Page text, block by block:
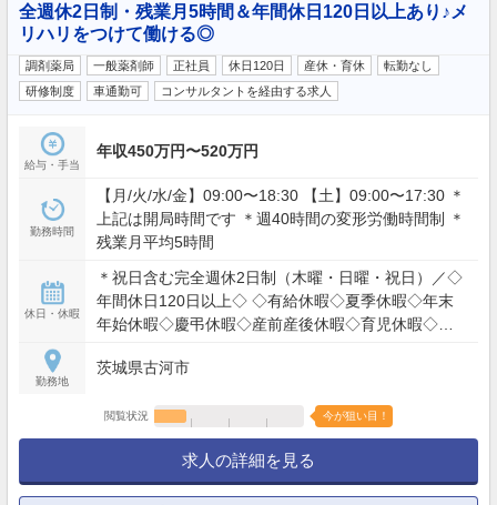
全週休2日制・残業月5時間＆年間休日120日以上あり♪メ
リハリをつけて働ける◎
調剤薬局 一般薬剤師 正社員 休日120日 産休・育休
転勤なし
研修制度
車通勤可 コンサルタントを経由する求人
給与・手当
年収450万円〜520万円
勤務時間
【月/火/水/金】09:00〜18:30 【土】09:00〜17:30 ＊
上記は開局時間です ＊週40時間の変形労働時間制 ＊
残業月平均5時間
休日・休暇
＊祝日含む完全週休2日制（木曜・日曜・祝日）／◇
年間休日120日以上◇ ◇有給休暇◇夏季休暇◇年末
年始休暇◇慶弔休暇◇産前産後休暇◇育児休暇◇介
勤務地
茨城県古河市
閲覧状況 今が狙い目！
求人の詳細を見る